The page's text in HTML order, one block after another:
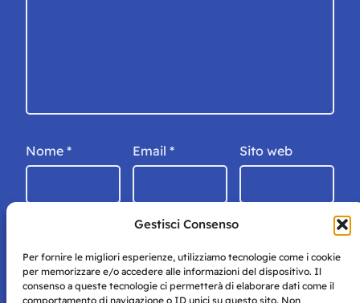
Gestisci Consenso
Per fornire le migliori esperienze, utilizziamo tecnologie come i cookie
per memorizzare e/o accedere alle informazioni del dispositivo. Il
consenso a queste tecnologie ci permetterà di elaborare dati come il
comportamento di navigazione o ID unici su questo sito. Non
Nome * Email * Sito web